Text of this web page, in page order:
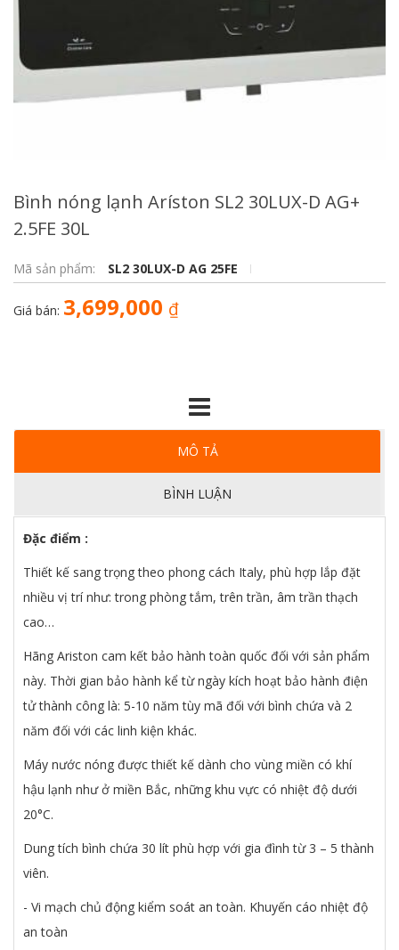
Bình nóng lạnh Aríston SL2 30LUX-D AG+
2.5FE 30L
Mã sản phẩm: SL2 30LUX-D AG 25FE
Giá bán: 3,699,000 ₫
MÔ TẢ
BÌNH LUẬN
Đặc điểm :
Thiết kế sang trọng theo phong cách Italy, phù hợp lắp đặt
nhiều vị trí như: trong phòng tắm, trên trần, âm trần thạch
cao…
Hãng Ariston cam kết bảo hành toàn quốc đối với sản phẩm
này. Thời gian bảo hành kể từ ngày kích hoạt bảo hành điện
tử thành công là: 5-10 năm tùy mã đối với bình chứa và 2
năm đối với các linh kiện khác.
Máy nước nóng được thiết kế dành cho vùng miền có khí
hậu lạnh như ở miền Bắc, những khu vực có nhiệt độ dưới
20°C.
Dung tích bình chứa 30 lít phù hợp với gia đình từ 3 – 5 thành
viên.
- Vi mạch chủ động kiểm soát an toàn. Khuyến cáo nhiệt độ
an toàn